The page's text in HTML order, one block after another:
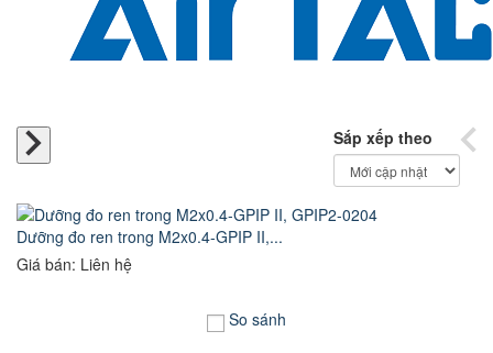
Sắp xếp theo
Dưỡng đo ren trong M2x0.4-GPIP II,...
Giá bán: Liên hệ
So sánh